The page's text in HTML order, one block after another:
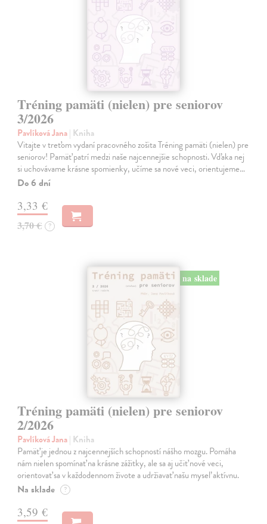
Tréning pamäti (nielen) pre seniorov
3/2026
Pavlíková Jana| Kniha
Vitajte v treťom vydaní pracovného zošita Tréning pamäti (nielen) pre
seniorov! Pamäť patrí medzi naše najcennejšie schopnosti. Vďaka nej
si uchovávame krásne spomienky, učíme sa nové veci, orientujeme…
Do 6 dní
3,33 €
3,70 € ?
na sklade
Tréning pamäti (nielen) pre seniorov
2/2026
Pavlíková Jana| Kniha
Pamäť je jednou z najcennejších schopností nášho mozgu. Pomáha
nám nielen spomínať na krásne zážitky, ale sa aj učiť nové veci,
orientovať sa v každodennom živote a udržiavať našu myseľ aktívnu.
Na sklade ?
3,59 €